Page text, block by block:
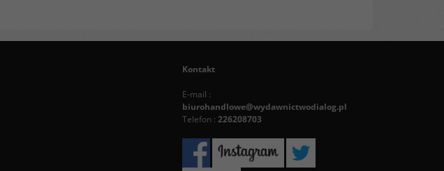
Kontakt
E-mail :
biurohandlowe@wydawnictwodialog.pl
Telefon : 226208703